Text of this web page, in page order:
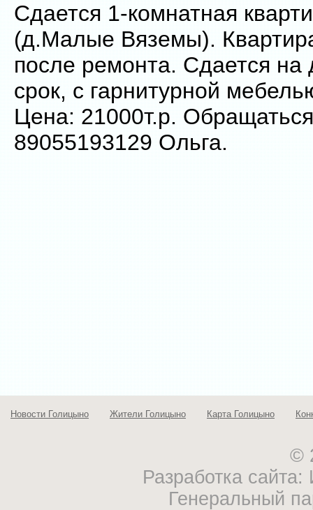
Сдается 1-комнатная
(д.Малые Вяземы).
после ремонта. Сдается на
срок, с гарнитурной
Цена: 21000т.р.
89055193129 Ольга.
Новости Голицыно Жители Голицыно Карта Голицыно
©
Разработка
Генеральный